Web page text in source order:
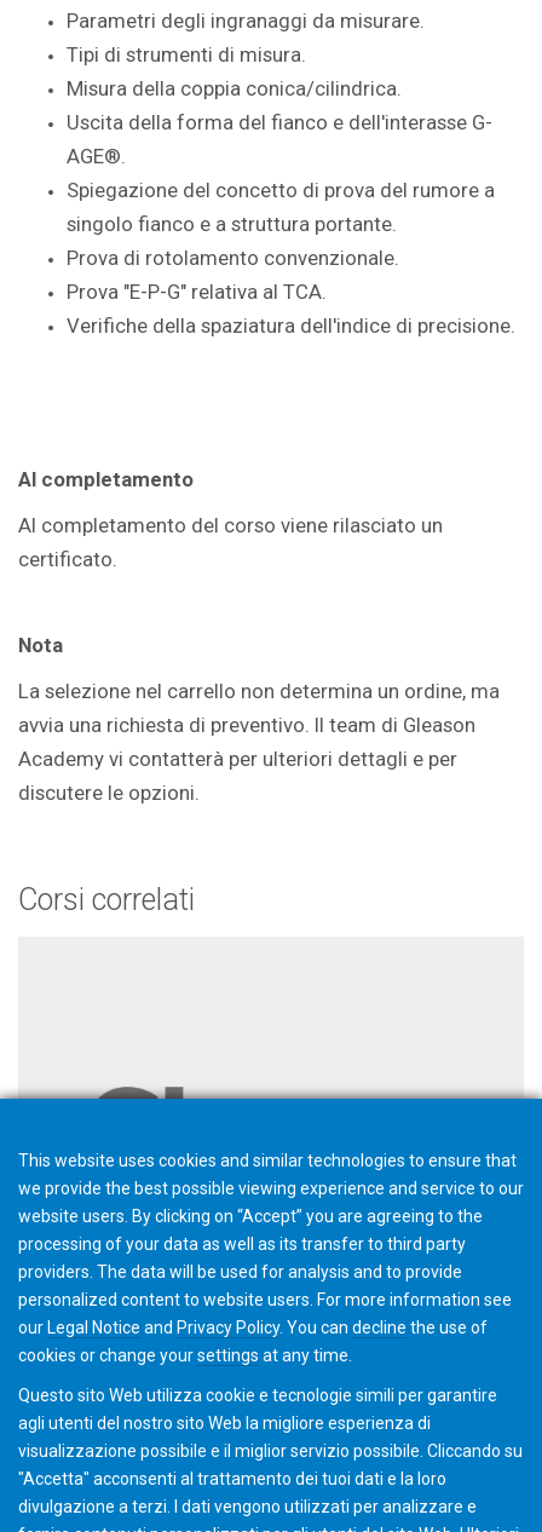
Parametri degli ingranaggi da misurare.
Tipi di strumenti di misura.
Misura della coppia conica/cilindrica.
Uscita della forma del fianco e dell'interasse G-
AGE®.
Spiegazione del concetto di prova del rumore a
singolo fianco e a struttura portante.
Prova di rotolamento convenzionale.
Prova "E-P-G" relativa al TCA.
Verifiche della spaziatura dell'indice di precisione.
Al completamento
Al completamento del corso viene rilasciato un
certificato.
Nota
La selezione nel carrello non determina un ordine, ma
avvia una richiesta di preventivo. Il team di Gleason
Academy vi contatterà per ulteriori dettagli e per
discutere le opzioni.
Corsi correlati
Gear School (30, Gen 2030)
This website uses cookies and similar technologies to ensure that
we provide the best possible viewing experience and service to our
website users. By clicking on “Accept” you are agreeing to the
processing of your data as well as its transfer to third party
providers. The data will be used for analysis and to provide
personalized content to website users. For more information see
our Legal Notice and Privacy Policy. You can decline the use of
cookies or change yoursettings at any time.
Questo sito Web utilizza cookie e tecnologie simili per garantire
agli utenti del nostro sito Web la migliore esperienza di
visualizzazione possibile e il miglior servizio possibile. Cliccando su
"Accetta" acconsenti al ​​trattamento dei tuoi dati e la loro
divulgazione a terzi. I dati vengono utilizzati per analizzare e